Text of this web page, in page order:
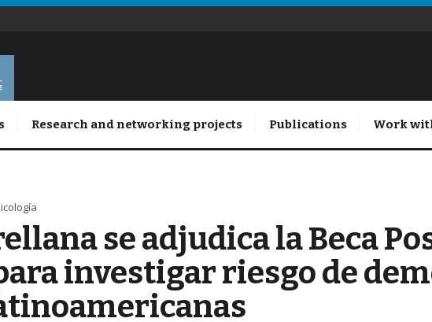
Research and networking projects Publications Work
se adjudica la Beca
investigar riesgo de